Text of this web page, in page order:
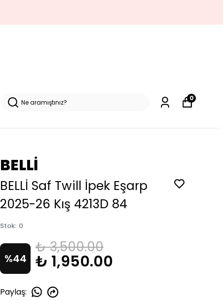
0
BELLİ
BELLİ Saf Twill İpek Eşarp
2025-26 Kış 4213D 84
Stok: 0
%44
₺ 3,500.00
₺ 1,950.00
Paylaş: